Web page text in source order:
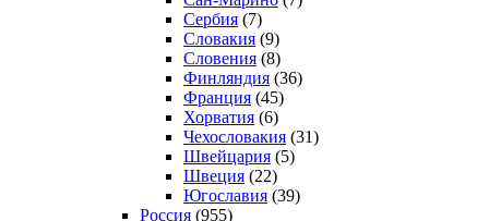
Сербия (7)
Словакия (9)
Словения (8)
Финляндия (36)
Франция (45)
Хорватия (6)
Чехословакия (31)
Швейцария (5)
Швеция (22)
Югославия (39)
Россия (955)